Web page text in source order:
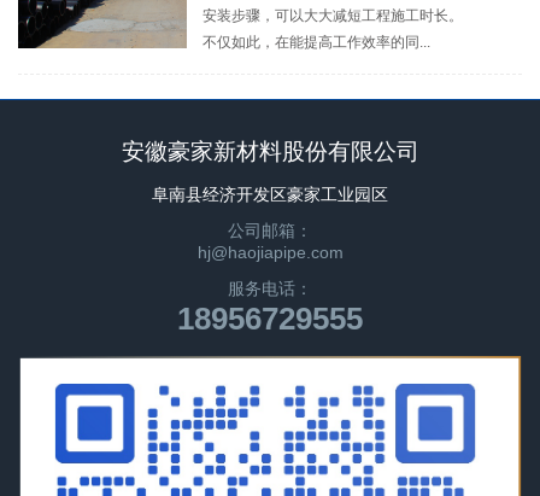
安装步骤，可以大大减短工程施工时长。
不仅如此，在能提高工作效率的同...
安徽豪家新材料股份有限公司
阜南县经济开发区豪家工业园区
公司邮箱：
hj@haojiapipe.com
服务电话：
18956729555